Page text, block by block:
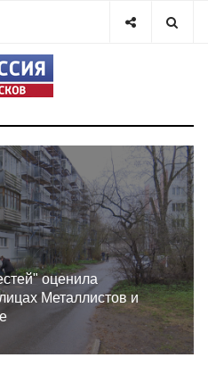
оценила
Металлистов и